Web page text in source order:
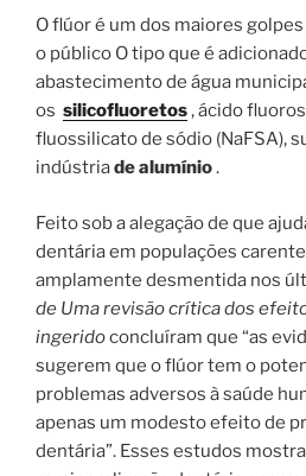
O flúor é um dos maiores
o público O tipo que é
abastecimento de água
os silicofluoretos, ácido
fluossilicato de sódio (NaFSA),
indústriade alumínio.
Feito sob a alegação de que
dentária em populações
amplamente desmentida nos
de Uma revisão crítica dos
ingeridoconcluíram que “as
sugerem que o flúor tem o
problemas adversos à saúde
apenas um modesto efeito de
dentária”. Esses estudos